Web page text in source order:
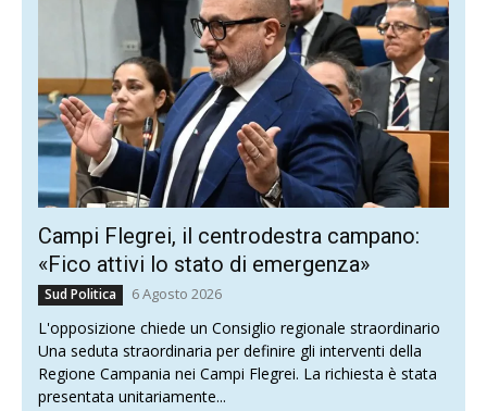
Campi Flegrei, il centrodestra campano:
«Fico attivi lo stato di emergenza»
Sud Politica 6 Agosto 2026
L'opposizione chiede un Consiglio regionale straordinario
Una seduta straordinaria per definire gli interventi della
Regione Campania nei Campi Flegrei. La richiesta è stata
presentata unitariamente...